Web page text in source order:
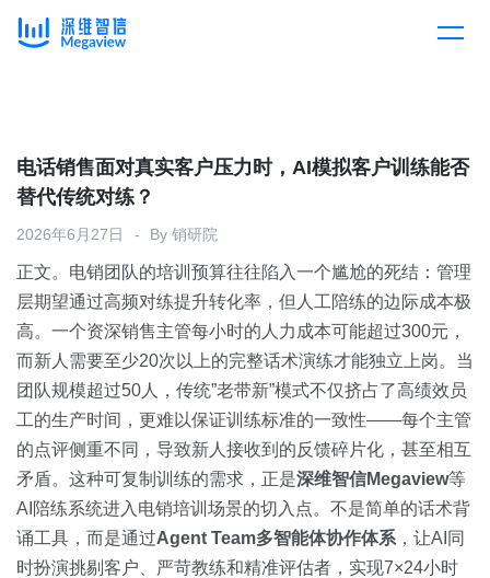
产品总览
产品集成
下载客户端
解决方案
按行业
企业服务
消费医疗
教育
汽车
房地产
金融
客户案例
开放平台
定价
资源中心
资源中心
全部
关于我们
电话销售面对真实客户压力时，AI模拟客户训练能否
替代传统对练？
2026年6月27日 By 销研院
正文。电销团队的培训预算往往陷入一个尴尬的死结：管理
层期望通过高频对练提升转化率，但人工陪练的边际成本极
高。一个资深销售主管每小时的人力成本可能超过300元，
而新人需要至少20次以上的完整话术演练才能独立上岗。当
团队规模超过50人，传统”老带新”模式不仅挤占了高绩效员
工的生产时间，更难以保证训练标准的一致性——每个主管
的点评侧重不同，导致新人接收到的反馈碎片化，甚至相互
矛盾。这种可复制训练的需求，正是深维智信Megaview等
AI陪练系统进入电销培训场景的切入点。不是简单的话术背
诵工具，而是通过Agent Team多智能体协作体系 ，让AI同
时扮演挑剔客户、严苛教练和精准评估者，实现7×24小时